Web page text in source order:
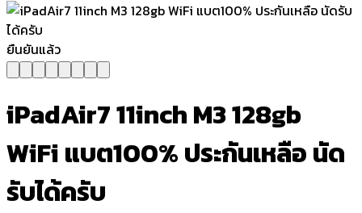
ยืนยันแล้ว
iPadAir7 11inch M3 128gb
WiFi แบต100% ประกันเหลือ นัด
รับได้ครับ